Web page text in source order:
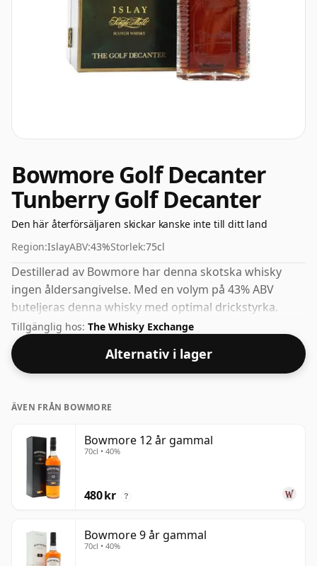
Bowmore Golf Decanter
Tunberry Golf Decanter
Den här återförsäljaren skickar kanske inte till ditt land
Region:IslayABV:43%Storlek:75cl
Destillerad av Bowmore har denna skotska whisky
ingen åldersangivelse. Med en volym på 43% ABV
buteljeras denna whisky med optimal drickstyrka.
Avnjuts rent eller med en droppe vatten.
Tillgänglig hos: The Whisky Exchange
Alternativ i lager
ÄVEN FRÅN BOWMORE
Bowmore 12 år gammal
70cl • 40%
480 kr ?
Bowmore 9 år gammal
70cl • 40%